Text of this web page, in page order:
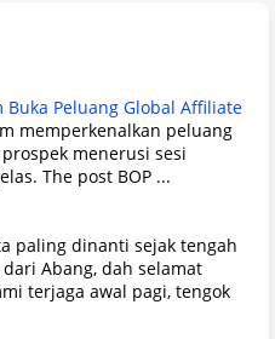
Buka Peluang Global Affiliate
memperkenalkan peluang
menerusi sesi
The post BOP ...
paling dinanti sejak tengah
Abang, dah selamat
terjaga awal pagi, tengok